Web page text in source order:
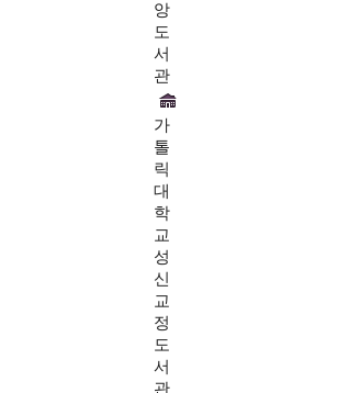
앙
도
서
관
가
톨
릭
대
학
교
성
신
교
정
도
서
관